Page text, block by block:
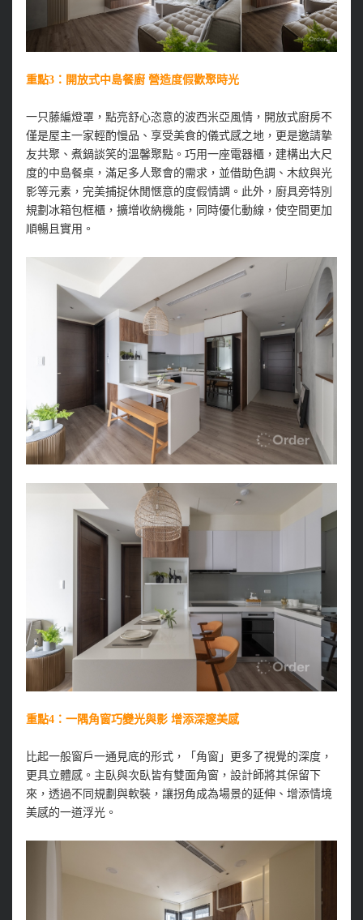
重點3：開放式中島餐廚 營造度假歡聚時光
一只藤編燈罩，點亮舒心恣意的波西米亞風情，開放式廚房不
僅是屋主一家輕酌慢品、享受美食的儀式感之地，更是邀請摯
友共聚、煮鍋談笑的溫馨聚點。巧用一座電器櫃，建構出大尺
度的中島餐桌，滿足多人聚會的需求，並借助色調、木紋與光
影等元素，完美捕捉休閒愜意的度假情調。此外，廚具旁特別
規劃冰箱包框櫃，擴增收納機能，同時優化動線，使空間更加
順暢且實用。
重點4：一隅角窗巧變光與影 增添深邃美感
比起一般窗戶一通見底的形式，「角窗」更多了視覺的深度，
更具立體感。主臥與次臥皆有雙面角窗，設計師將其保留下
來，透過不同規劃與軟裝，讓拐角成為場景的延伸、增添情境
美感的一道浮光。